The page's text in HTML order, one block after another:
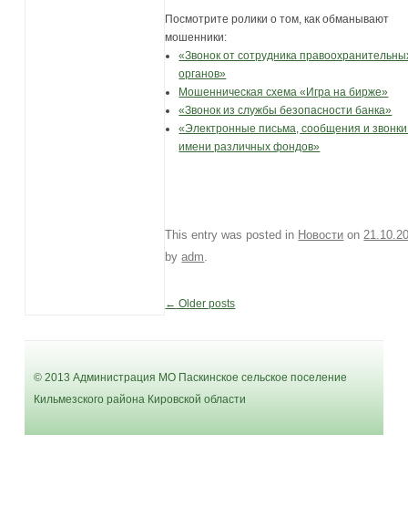
Посмотрите ролики о том, как обманывают
мошенники:
«Звонок от сотрудника
органов»
Мошенническая схема «Игра на бирже»
«Звонок из службы безопасности банка»
«Электронные письма, сообщения и
имени различных фондов»
This entry was posted in Новости on
byadm
Post navigation
← Older posts
© 2013 Администрация МО Паскинское сельское поселение
Кильмезского района Кировской области